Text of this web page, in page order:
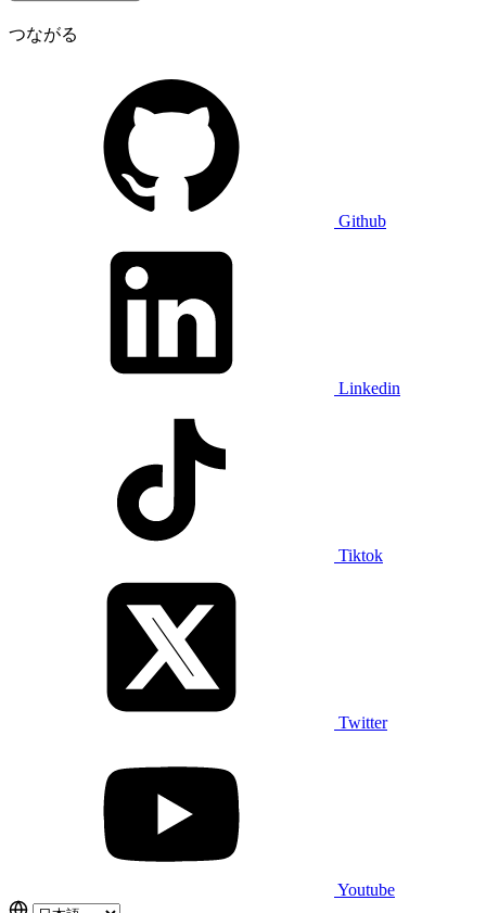
つながる
Github
Linkedin
Tiktok
Twitter
Youtube